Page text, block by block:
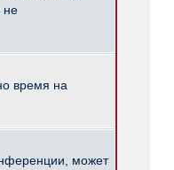
не
время на
может